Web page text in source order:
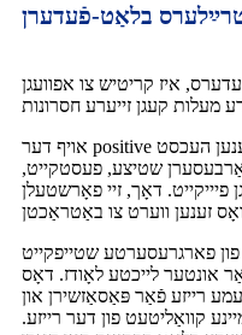
איז קריטיש צו אפוועגן
אויף דער positive זייט, שווערע בלאַט ספּרינגס זענען העכסט
שטיצע, פעסטקייט,
דאָך, זיי פאָרשטעלן
פון פארגרעסערטע שטייפקייט
אונטער לייכטע לאָודז. דאָס
רייזע פֿאַר פּאַסאַזשירן און
קוואַליטעט פון דער רייזע.